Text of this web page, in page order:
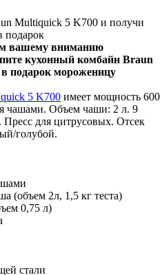
вашему вниманию
кухонный комбайн Braun
подарок мороженицу
5 K700 имеет мощность 600
чашами. Объем чаши: 2 л. 9
Пресс для цитрусовых. Отсек
голубой.
(объем 2л, 1,5 кг теста)
0,75 л)
стали